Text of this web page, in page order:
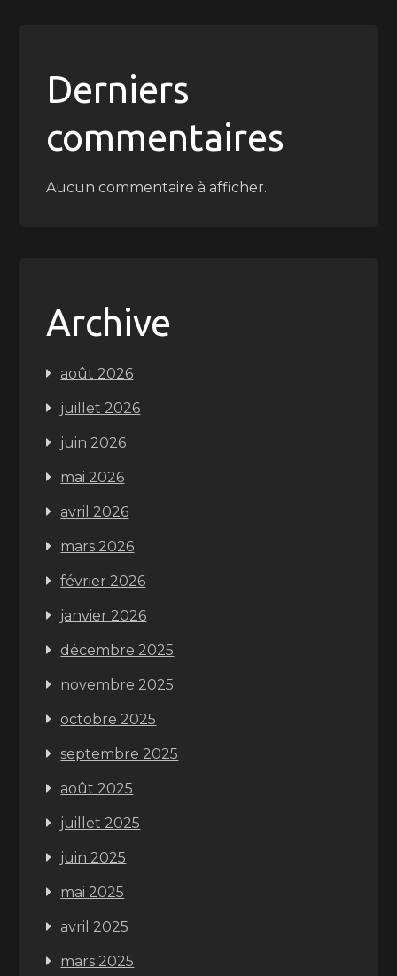
Derniers
commentaires
Aucun commentaire à afficher.
Archive
août 2026
juillet 2026
juin 2026
mai 2026
avril 2026
mars 2026
février 2026
janvier 2026
décembre 2025
novembre 2025
octobre 2025
septembre 2025
août 2025
juillet 2025
juin 2025
mai 2025
avril 2025
mars 2025